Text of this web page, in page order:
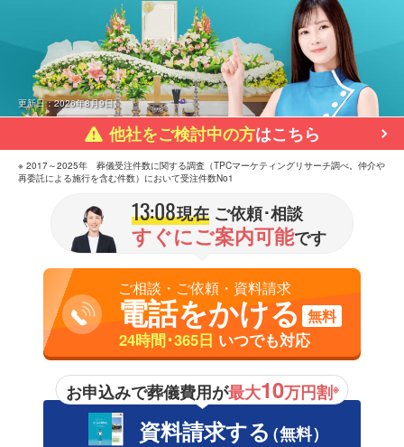
更新日：2026年8月9日
他社をご検討中の方はこちら
※ 2017～2025年 葬儀受注件数に関する調査（TPCマーケティングリサーチ調べ。仲介や
再委託による施行を含む件数）において受注件数No1
13:08現在ご依頼･相談
すぐにご案内可能です
ご相談・ご依頼・資料請求
電話をかける 無料
24時間･365日 いつでも対応
お申込みで葬儀費用が最大10万円割※
資料請求する（無料）